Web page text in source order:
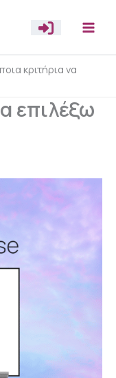
κριτήρια να
επιλέξω